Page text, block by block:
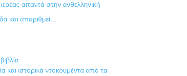
απαντά στην ανθελληνική
και απαριθμεί...
και ιστορικά ντοκουμέντα από τα